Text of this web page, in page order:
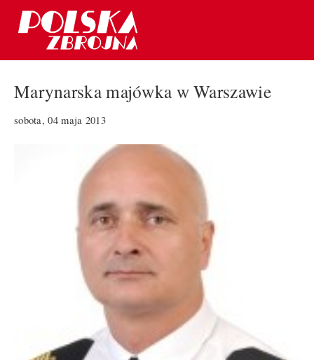
Marynarska majówka w Warszawie
sobota, 04 maja 2013